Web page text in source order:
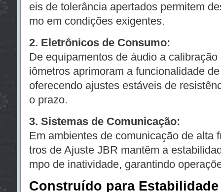
eis de tolerância apertados permitem
mo em condições exigentes.
2. Eletrônicos de Consumo:
De equipamentos de áudio a
iômetros aprimoram a funcionalidade
oferecendo ajustes estáveis de
o prazo.
3. Sistemas de Comunicação:
Em ambientes de comunicação de alta
tros de Ajuste JBR mantêm a
mpo de inatividade, garantindo
Construído para